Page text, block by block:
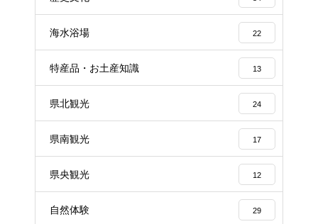
海水浴場 22
特産品・お土産知識 13
県北観光 24
県南観光 17
県央観光 12
自然体験 29